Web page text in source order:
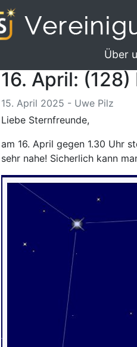
Über
16. April:
15. April 2025 - Uwe Pilz
Liebe Sternfreunde,
am 16. April gegen 1.30 Uhr
sehr nahe! Sicherlich kann